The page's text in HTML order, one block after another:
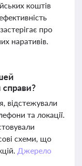
коштів
про
наративів.
відстежували
та локації.
схеми, що
Джерело